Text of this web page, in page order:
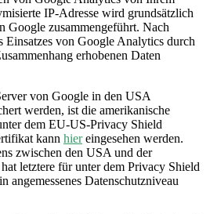
IP-Adresse wird grundsätzlich
Google zusammengeführt. Nach
von Google Analytics durch
erhobenen Daten
von Google in den USA
werden, ist die amerikanische
dem EU-US-Privacy Shield
kann hiereingesehen werden.
zwischen den USA und der
letztere für unter dem Privacy Shield
angemessenes Datenschutzniveau